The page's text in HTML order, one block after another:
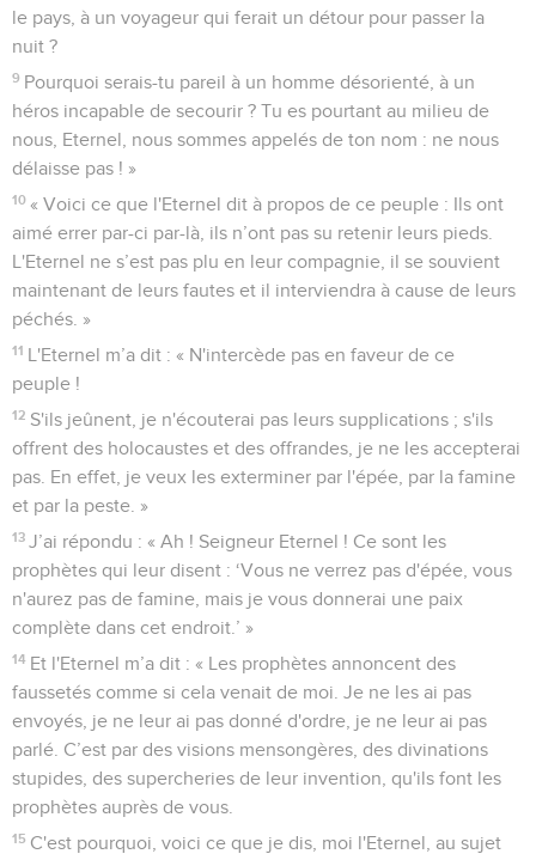
le pays, à un voyageur qui ferait un détour pour passer la
nuit ?
9 Pourquoi serais-tu pareil à un homme désorienté, à un
héros incapable de secourir ? Tu es pourtant au milieu de
nous, Eternel, nous sommes appelés de ton nom : ne nous
délaisse pas ! »
10 « Voici ce que l'Eternel dit à propos de ce peuple : Ils ont
aimé errer par-ci par-là, ils n’ont pas su retenir leurs pieds.
L'Eternel ne s’est pas plu en leur compagnie, il se souvient
maintenant de leurs fautes et il interviendra à cause de leurs
péchés. »
11 L'Eternel m’a dit : « N'intercède pas en faveur de ce
peuple !
12 S'ils jeûnent, je n'écouterai pas leurs supplications ; s'ils
offrent des holocaustes et des offrandes, je ne les accepterai
pas. En effet, je veux les exterminer par l'épée, par la famine
et par la peste. »
13 J’ai répondu : « Ah ! Seigneur Eternel ! Ce sont les
prophètes qui leur disent : ‘Vous ne verrez pas d'épée, vous
n'aurez pas de famine, mais je vous donnerai une paix
complète dans cet endroit.’ »
14 Et l'Eternel m’a dit : « Les prophètes annoncent des
faussetés comme si cela venait de moi. Je ne les ai pas
envoyés, je ne leur ai pas donné d'ordre, je ne leur ai pas
parlé. C’est par des visions mensongères, des divinations
stupides, des supercheries de leur invention, qu'ils font les
prophètes auprès de vous.
15 C'est pourquoi, voici ce que je dis, moi l'Eternel, au sujet